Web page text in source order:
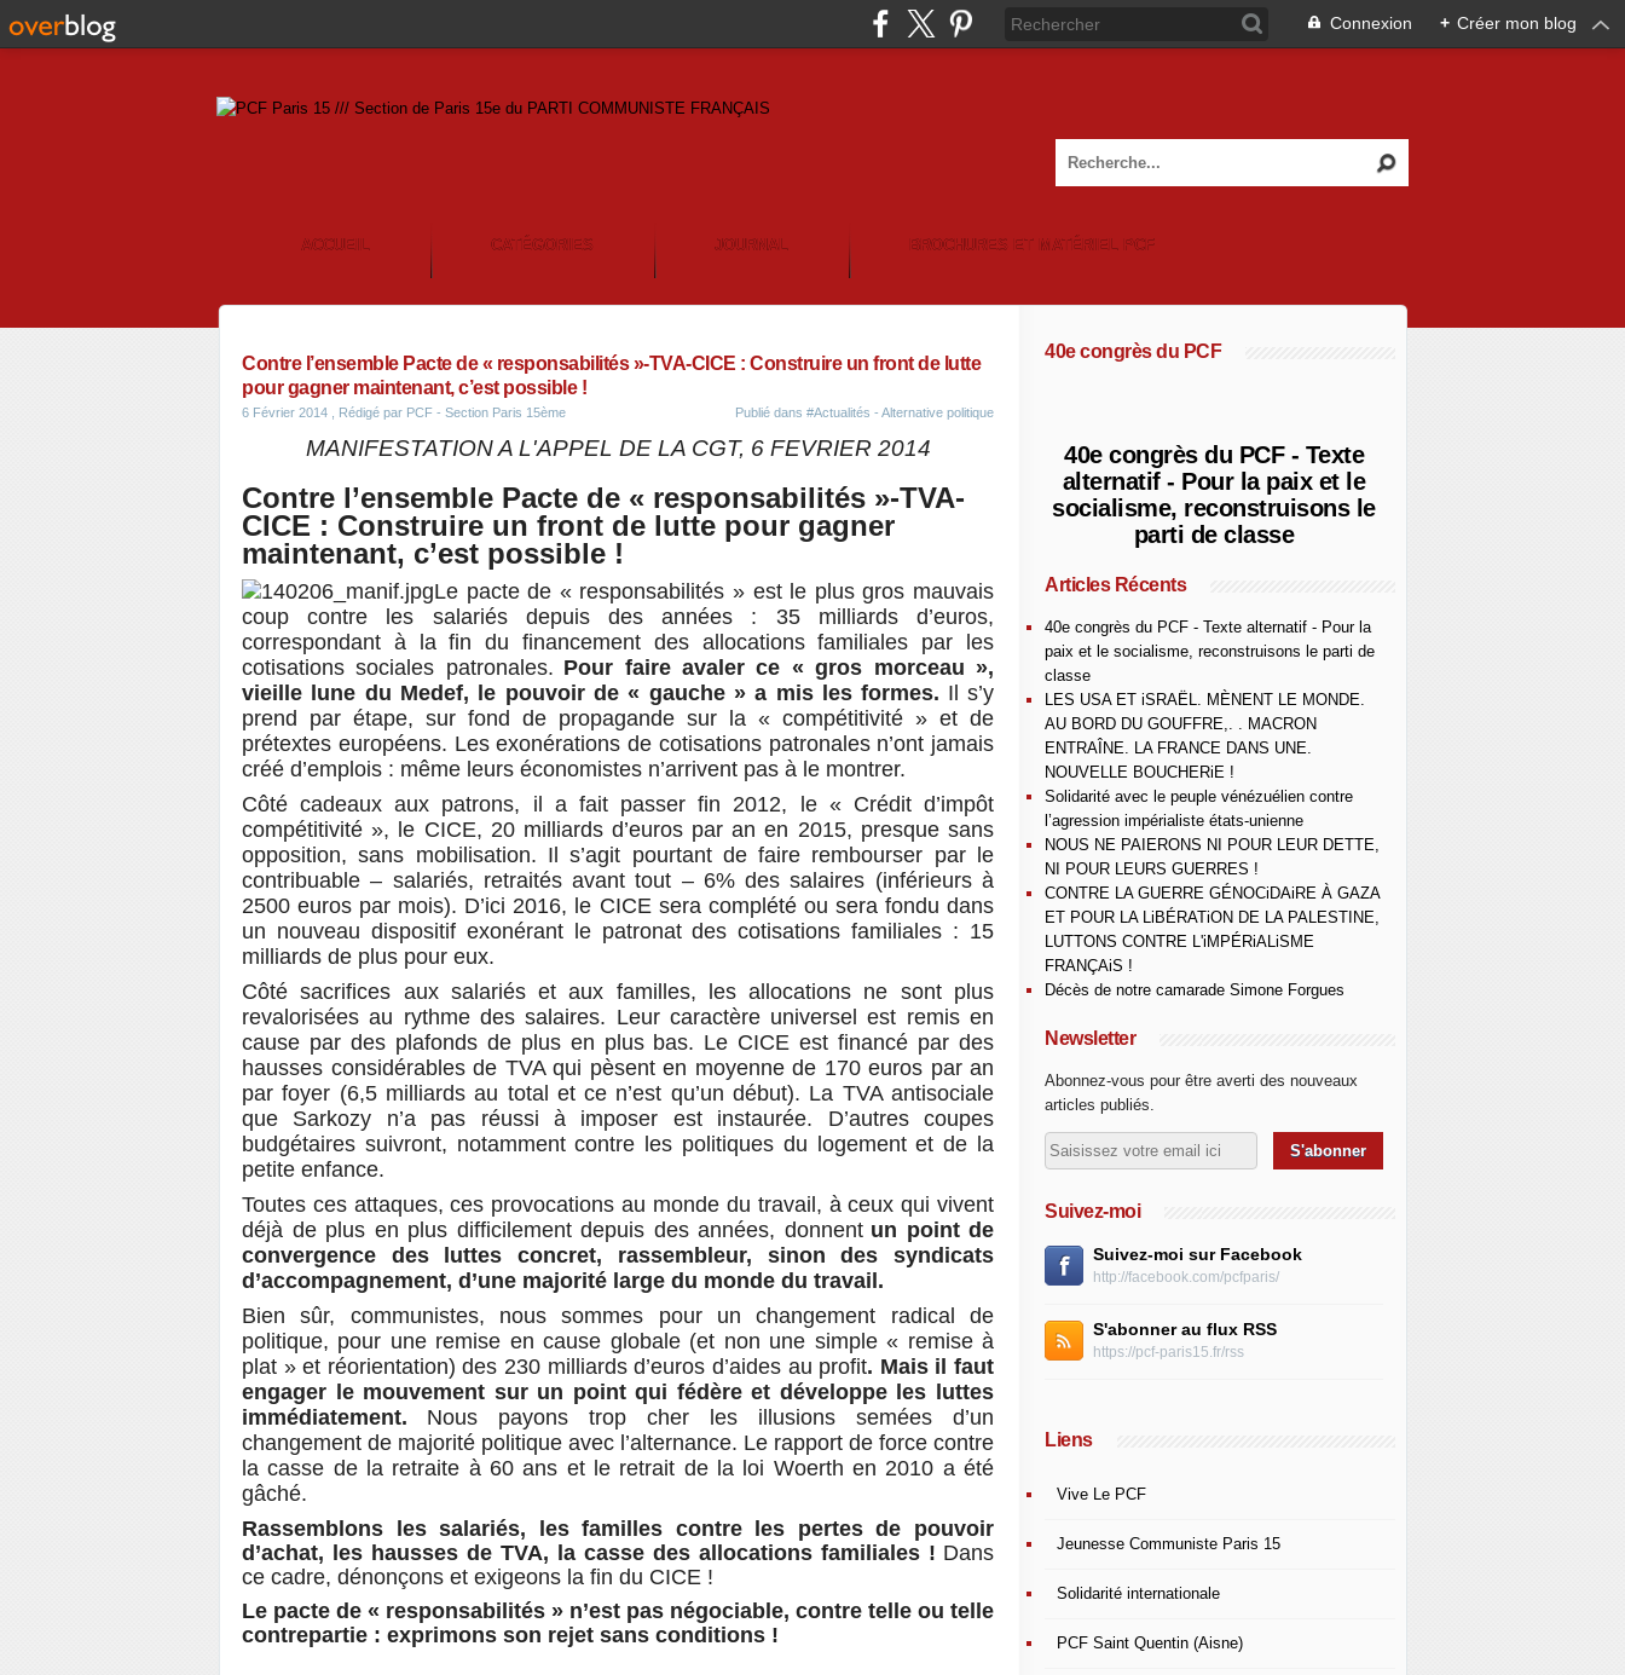
Connexion + Créer mon blog
ACCUEIL CATÉGORIES JOURNAL BROCHURES ET MATÉRIEL PCF
Contre l’ensemble Pacte de « responsabilités »-TVA-CICE : Construire un front de lutte
pour gagner maintenant, c’est possible !
6 Février 2014 , Rédigé par PCF - Section Paris 15ème Publié dans #Actualités - Alternative politique
MANIFESTATION A L'APPEL DE LA CGT, 6 FEVRIER 2014
Contre l’ensemble Pacte de « responsabilités »-TVA-
CICE : Construire un front de lutte pour gagner
maintenant, c’est possible !
Le pacte de « responsabilités » est le plus gros mauvais
coup contre les salariés depuis des années : 35 milliards d’euros,
correspondant à la fin du financement des allocations familiales par les
cotisations sociales patronales. Pour faire avaler ce « gros morceau »,
vieille lune du Medef, le pouvoir de « gauche » a mis les formes. Il s’y
prend par étape, sur fond de propagande sur la « compétitivité » et de
prétextes européens. Les exonérations de cotisations patronales n’ont jamais
créé d’emplois : même leurs économistes n’arrivent pas à le montrer.
Côté cadeaux aux patrons, il a fait passer fin 2012, le « Crédit d’impôt
compétitivité », le CICE, 20 milliards d’euros par an en 2015, presque sans
opposition, sans mobilisation. Il s’agit pourtant de faire rembourser par le
contribuable – salariés, retraités avant tout – 6% des salaires (inférieurs à
2500 euros par mois). D’ici 2016, le CICE sera complété ou sera fondu dans
un nouveau dispositif exonérant le patronat des cotisations familiales : 15
milliards de plus pour eux.
Côté sacrifices aux salariés et aux familles, les allocations ne sont plus
revalorisées au rythme des salaires. Leur caractère universel est remis en
cause par des plafonds de plus en plus bas. Le CICE est financé par des
hausses considérables de TVA qui pèsent en moyenne de 170 euros par an
par foyer (6,5 milliards au total et ce n’est qu’un début). La TVA antisociale
que Sarkozy n’a pas réussi à imposer est instaurée. D’autres coupes
budgétaires suivront, notamment contre les politiques du logement et de la
petite enfance.
Toutes ces attaques, ces provocations au monde du travail, à ceux qui vivent
déjà de plus en plus difficilement depuis des années, donnent un point de
convergence des luttes concret, rassembleur, sinon des syndicats
d’accompagnement, d’une majorité large du monde du travail.
Bien sûr, communistes, nous sommes pour un changement radical de
politique, pour une remise en cause globale (et non une simple « remise à
plat » et réorientation) des 230 milliards d’euros d’aides au profit. Mais il faut
engager le mouvement sur un point qui fédère et développe les luttes
immédiatement.
Nous payons trop cher les illusions semées d’un
changement de majorité politique avec l’alternance. Le rapport de force contre
la casse de la retraite à 60 ans et le retrait de la loi Woerth en 2010 a été
gâché.
Rassemblons les salariés, les familles contre les pertes de pouvoir
d’achat, les hausses de TVA, la casse des allocations familiales ! Dans
ce cadre, dénonçons et exigeons la fin du CICE !
Le pacte de « responsabilités » n’est pas négociable, contre telle ou telle
contrepartie : exprimons son rejet sans conditions !
40e congrès du PCF
40e congrès du PCF - Texte
alternatif - Pour la paix et le
socialisme, reconstruisons le
parti de classe
Articles Récents
40e congrès du PCF - Texte alternatif - Pour la
paix et le socialisme, reconstruisons le parti de
classe
LES USA ET iSRAËL. MÈNENT LE MONDE.
AU BORD DU GOUFFRE,. . MACRON
ENTRAÎNE. LA FRANCE DANS UNE.
NOUVELLE BOUCHERiE !
Solidarité avec le peuple vénézuélien contre
l’agression impérialiste états-unienne
NOUS NE PAIERONS NI POUR LEUR DETTE,
NI POUR LEURS GUERRES !
CONTRE LA GUERRE GÉNOCiDAiRE À GAZA
ET POUR LA LiBÉRATiON DE LA PALESTINE,
LUTTONS CONTRE L'iMPÉRiALiSME
FRANÇAiS !
Décès de notre camarade Simone Forgues
Newsletter
Abonnez-vous pour être averti des nouveaux
articles publiés.
Suivez-moi
Suivez-moi sur Facebook
http://facebook.com/pcfparis/
S'abonner au flux RSS
https://pcf-paris15.fr/rss
Liens
Vive Le PCF
Jeunesse Communiste Paris 15
Solidarité internationale
PCF Saint Quentin (Aisne)